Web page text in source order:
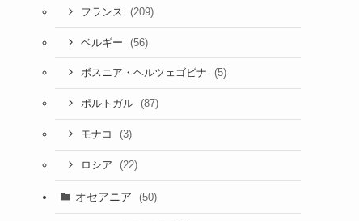
フランス (209)
ベルギー (56)
ボスニア・ヘルツェゴビナ (5)
ポルトガル (87)
モナコ (3)
ロシア (22)
オセアニア (50)